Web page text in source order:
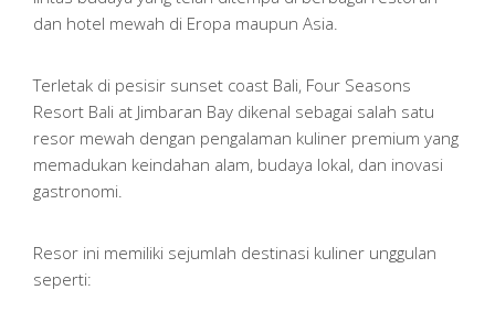
dan hotel mewah di Eropa maupun Asia.
Terletak di pesisir sunset coast Bali, Four Seasons
Resort Bali at Jimbaran Bay dikenal sebagai salah satu
resor mewah dengan pengalaman kuliner premium yang
memadukan keindahan alam, budaya lokal, dan inovasi
gastronomi.
Resor ini memiliki sejumlah destinasi kuliner unggulan
seperti: